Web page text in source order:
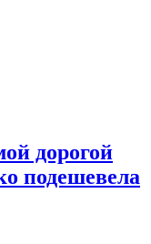
дорогой
подешевела